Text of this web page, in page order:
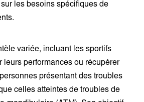
les besoins spécifiques de
variée, incluant les sportifs
leurs performances ou récupérer
présentant des troubles
celles atteintes de troubles de